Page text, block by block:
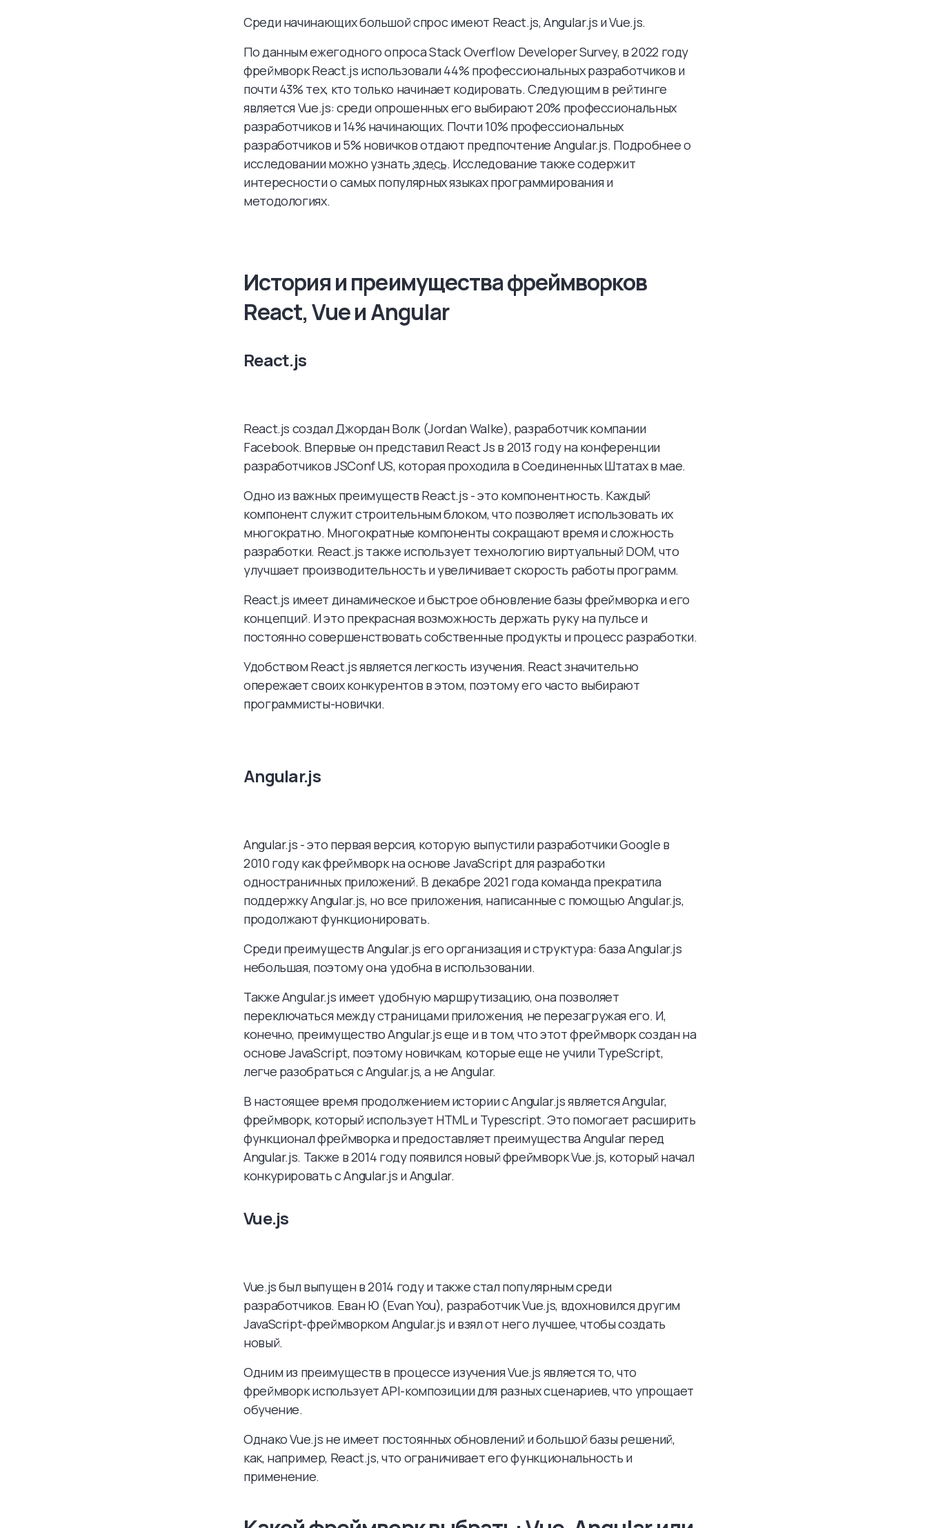
Среди начинающих большой спрос имеют React.js, Angular.js и Vue.js.
По данным ежегодного опроса Stack Overflow Developer Survey, в 2022 году
фреймворк React.js использовали 44% профессиональных разработчиков и
почти 43% тех, кто только начинает кодировать. Следующим в рейтинге
является Vue.js: среди опрошенных его выбирают 20% профессиональных
разработчиков и 14% начинающих. Почти 10% профессиональных
разработчиков и 5% новичков отдают предпочтение Angular.js. Подробнее о
исследовании можно узнать здесь. Исследование также содержит
интересности о самых популярных языках программирования и
методологиях.
История и преимущества фреймворков
React, Vue и Angular
React.js
React.js создал Джордан Волк (Jordan Walke), разработчик компании
Facebook. Впервые он представил React Js в 2013 году на конференции
разработчиков JSConf US, которая проходила в Соединенных Штатах в мае.
Одно из важных преимуществ React.js - это компонентность. Каждый
компонент служит строительным блоком, что позволяет использовать их
многократно. Многократные компоненты сокращают время и сложность
разработки. React.js также использует технологию виртуальный DOM, что
улучшает производительность и увеличивает скорость работы программ.
React.js имеет динамическое и быстрое обновление базы фреймворка и его
концепций. И это прекрасная возможность держать руку на пульсе и
постоянно совершенствовать собственные продукты и процесс разработки.
Удобством React.js является легкость изучения. React значительно
опережает своих конкурентов в этом, поэтому его часто выбирают
программисты-новички.
Angular.js
Angular.js - это первая версия, которую выпустили разработчики Google в
2010 году как фреймворк на основе JavaScript для разработки
одностраничных приложений. В декабре 2021 года команда прекратила
поддержку Angular.js, но все приложения, написанные с помощью Angular.js,
продолжают функционировать.
Среди преимуществ Angular.js его организация и структура: база Angular.js
небольшая, поэтому она удобна в использовании.
Также Angular.js имеет удобную маршрутизацию, она позволяет
переключаться между страницами приложения, не перезагружая его. И,
конечно, преимущество Angular.js еще и в том, что этот фреймворк создан на
основе JavaScript, поэтому новичкам, которые еще не учили TypeScript,
легче разобраться с Angular.js, а не Angular.
В настоящее время продолжением истории с Angular.js является Angular,
фреймворк, который использует HTML и Typescript. Это помогает расширить
функционал фреймворка и предоставляет преимущества Angular перед
Angular.js. Также в 2014 году появился новый фреймворк Vue.js, который начал
конкурировать с Angular.js и Angular.
Vue.js
Vue.js был выпущен в 2014 году и также стал популярным среди
разработчиков. Еван Ю (Evan You), разработчик Vue.js, вдохновился другим
JavaScript-фреймворком Angular.js и взял от него лучшее, чтобы создать
новый.
Одним из преимуществ в процессе изучения Vue.js является то, что
фреймворк использует API-композиции для разных сценариев, что упрощает
обучение.
Однако Vue.js не имеет постоянных обновлений и большой базы решений,
как, например, React.js, что ограничивает его функциональность и
применение.